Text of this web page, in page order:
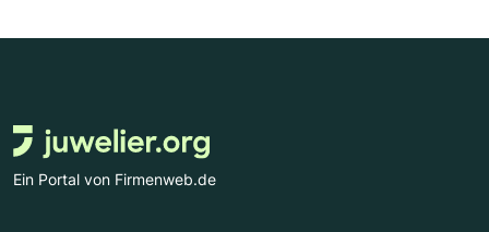
Ein Portal von Firmenweb.de